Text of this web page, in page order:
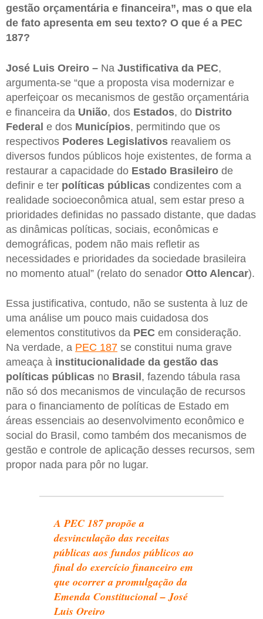
gestão orçamentária e financeira”, mas o que ela
de fato apresenta em seu texto? O que é a PEC
187?
José Luis Oreiro – Na Justificativa da PEC,
argumenta-se “que a proposta visa modernizar e
aperfeiçoar os mecanismos de gestão orçamentária
e financeira da União, dos Estados, do Distrito
Federal e dos Municípios, permitindo que os
respectivos Poderes Legislativos reavaliem os
diversos fundos públicos hoje existentes, de forma a
restaurar a capacidade do Estado Brasileiro de
definir e ter políticas públicas condizentes com a
realidade socioeconômica atual, sem estar preso a
prioridades definidas no passado distante, que dadas
as dinâmicas políticas, sociais, econômicas e
demográficas, podem não mais refletir as
necessidades e prioridades da sociedade brasileira
no momento atual” (relato do senador Otto Alencar).
Essa justificativa, contudo, não se sustenta à luz de
uma análise um pouco mais cuidadosa dos
elementos constitutivos da PEC em consideração.
Na verdade, a PEC 187 se constitui numa grave
ameaça à institucionalidade da gestão das
políticas públicas no Brasil , fazendo tábula rasa
não só dos mecanismos de vinculação de recursos
para o financiamento de políticas de Estado em
áreas essenciais ao desenvolvimento econômico e
social do Brasil, como também dos mecanismos de
gestão e controle de aplicação desses recursos, sem
propor nada para pôr no lugar.
A PEC 187 propõe a
desvinculação das receitas
públicas aos fundos públicos ao
final do exercício financeiro em
que ocorrer a promulgação da
Emenda Constitucional – José
Luis Oreiro